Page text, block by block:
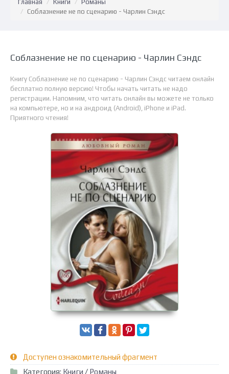
Главная Книги
Романы
Соблазнение не по сценарию - Чарлин Сэндс
Соблазнение не по сценарию - Чарлин Сэндс
Книгу Соблазнение не по сценарию - Чарлин Сэндс читаем онлайн
бесплатно полную версию! Чтобы начать читать не надо
регистрации. Напомним, что читать онлайн вы можете не только
на компьютере, но и на андроид (Android), iPhone и iPad.
Приятного чтения!
Доступен ознакомительный фрагмент
Категория: Книги / Романы